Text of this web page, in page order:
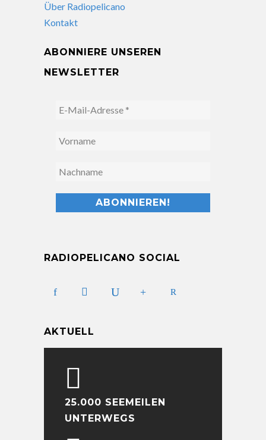
Über Radiopelicano
Kontakt
ABONNIERE UNSEREN
NEWSLETTER
RADIOPELICANO SOCIAL
AKTUELL
25.000 SEEMEILEN
UNTERWEGS